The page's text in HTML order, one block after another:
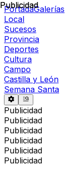
PortadaGalerías
Local
Sucesos
Provincia
Deportes
Cultura
Campo
Castilla y León
Semana Santa
Publicidad
Publicidad
Publicidad
Publicidad
Publicidad
Publicidad
Publicidad
Publicidad